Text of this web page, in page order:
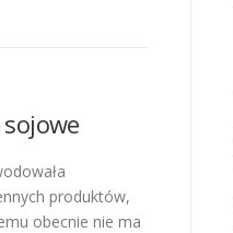
produktów,
obecnie nie ma